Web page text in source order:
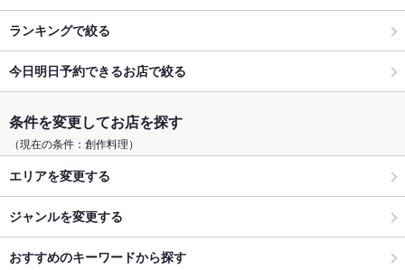
ランキングで絞る
今日明日予約できるお店で絞る
条件を変更してお店を探す
（現在の条件：創作料理）
エリアを変更する
ジャンルを変更する
おすすめのキーワードから探す